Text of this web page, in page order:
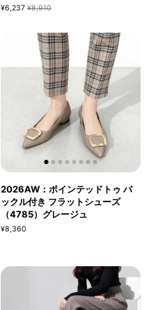
¥6,237 ¥8,910
2026AW：ポインテッドトゥ バ
ックル付き フラットシューズ
（4785）グレージュ
¥8,360